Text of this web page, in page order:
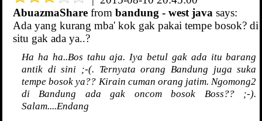
AbuazmaShare from bandung - west java says:
Ada yang kurang mba' kok gak pakai tempe bosok? di
situ gak ada ya..?
Ha ha ha..Bos tahu aja. Iya betul gak ada itu barang
antik di sini ;-(. Ternyata orang Bandung juga suka
tempe bosok ya?? Kirain cuman orang jatim. Ngomong2
di Bandung ada gak oncom bosok Boss?? ;-).
Salam....Endang